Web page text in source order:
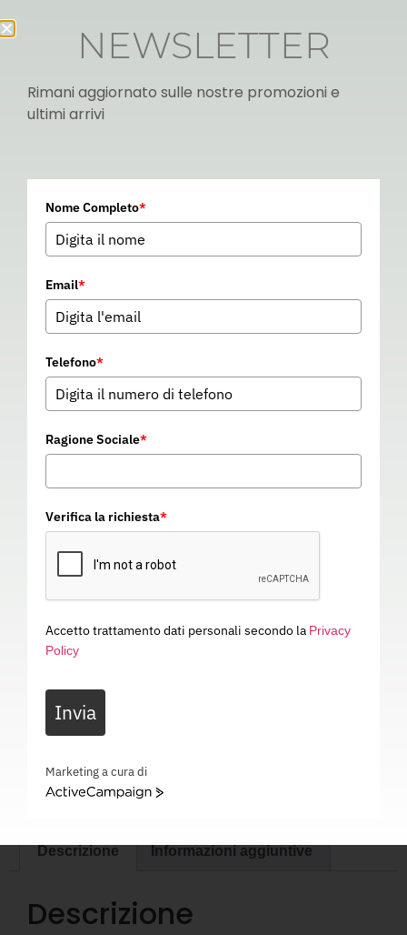
CROCI ADESIVE 101,60 X
254,00 ROSSO
CROCI ADESIVE 101,60 X 254,00 ROSSO – SEGNALETICA – 15D100
Descrizione Informazioni aggiuntive
Descrizione
NEWSLETTER
Rimani aggiornato sulle nostre promozioni e
ultimi arrivi
Nome Completo*
Email*
Telefono*
Ragione Sociale*
Verifica la richiesta*
Accetto trattamento dati personali secondo la Privacy
Policy
Invia
Marketing a cura di
ActiveCampaign